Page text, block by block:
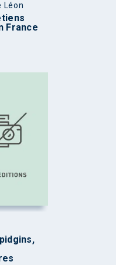
Léon
France